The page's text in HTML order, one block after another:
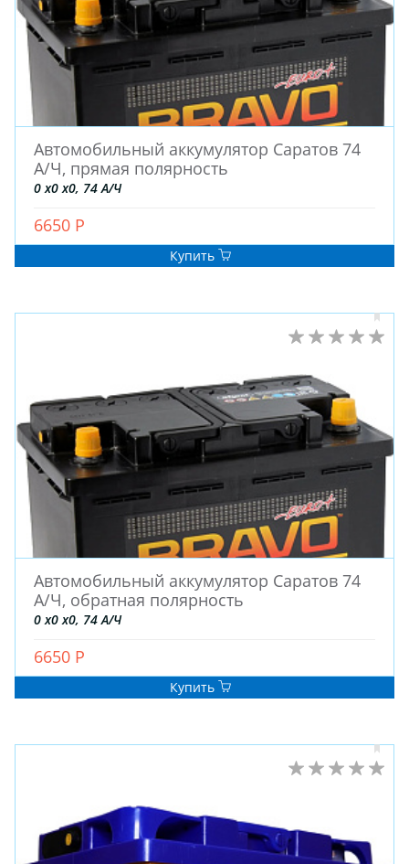
Автомобильный аккумулятор Саратов 74
А/Ч, прямая полярность
0 x0 x0, 74 А/Ч
6650 Р
Купить
Автомобильный аккумулятор Саратов 74
А/Ч, обратная полярность
0 x0 x0, 74 А/Ч
6650 Р
Купить